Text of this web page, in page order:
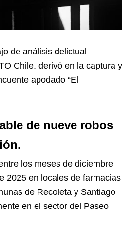
de análisis delictual
Chile, derivó en la captura y
apodado “El
de nueve robos
los meses de diciembre
2025 en locales de farmacias
de Recoleta y Santiago
en el sector del Paseo